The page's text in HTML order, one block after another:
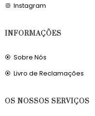
Instagram
INFORMAÇÕES
Sobre Nós
Livro de Reclamações
OS NOSSOS SERVIÇOS